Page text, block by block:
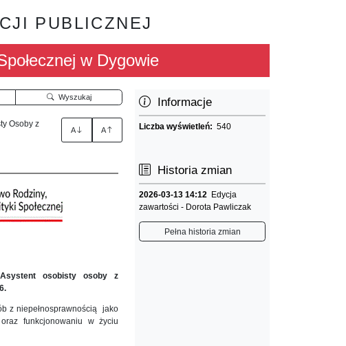
PUBLICZNEJ
w Dygowie
Wyszukaj
Osoby z
A A
osobisty osoby z
z niepełnosprawnością jako
funkcjonowaniu w życiu
Informacje
Liczba wyświetleń:540
Historia zmian
2026-03-13 14:12 Edycja
zawartości - Dorota Pawliczak
Pełna historia zmian